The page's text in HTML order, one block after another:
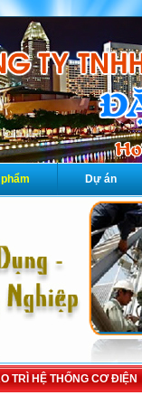
Dự án
TRÌ HỆ THỐNG CƠ ĐIỆN